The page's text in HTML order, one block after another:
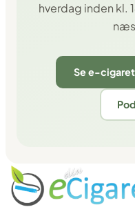
hverdag inden kl.
Se e-